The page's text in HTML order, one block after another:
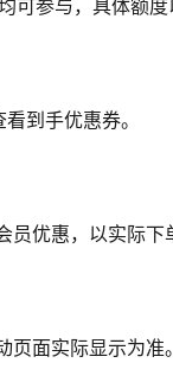
参与，具体额度
到手优惠券。
优惠，以实际下
面实际显示为准。